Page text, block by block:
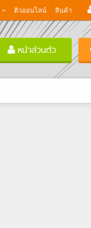
ติวออนไลน์ สินค้า
หน้าส่วนตัว